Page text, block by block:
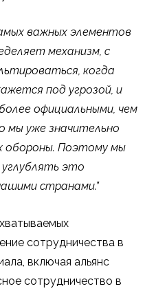
важных элементов
механизм, с
когда
под угрозой, и
официальными, чем
мы уже значительно
обороны. Поэтому мы
это
странами.”
сотрудничества в
включая альянс
сотрудничество в